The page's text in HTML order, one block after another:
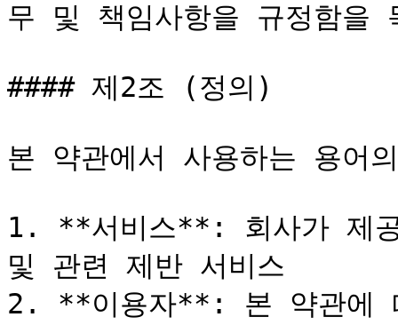
무 및 책임사항을 규정함을
#### 제2조 (정의)
본 약관에서 사용하는 용어
1. **서비스**: 회사가 제공
및 관련 제반 서비스
2. **이용자**: 본 약관에